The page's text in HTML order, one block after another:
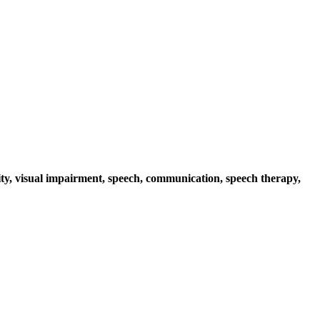
visual impairment, speech, communication, speech therapy,